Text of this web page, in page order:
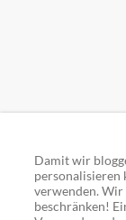
Damit wir
personalisieren
verwenden. Wir
beschränken!